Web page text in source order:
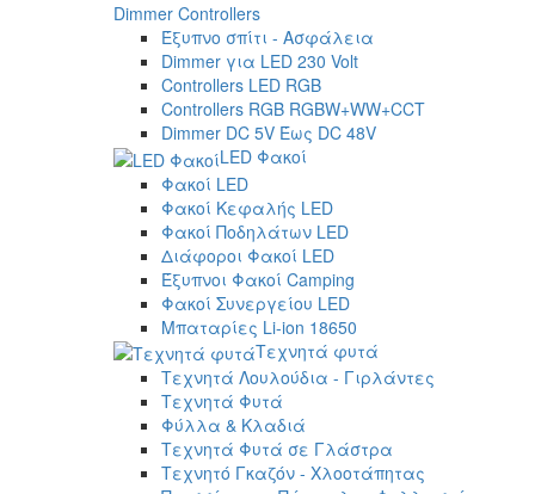
Dimmer Controllers
Έξυπνο σπίτι - Ασφάλεια
Dimmer για LED 230 Volt
Controllers LED RGB
Controllers RGB RGBW+WW+CCT
Dimmer DC 5V Έως DC 48V
LED Φακοί
Φακοί LED
Φακοί Κεφαλής LED
Φακοί Ποδηλάτων LED
Διάφοροι Φακοί LED
Έξυπνοι Φακοί Camping
Φακοί Συνεργείου LED
Μπαταρίες Li-ion 18650
Τεχνητά φυτά
Τεχνητά Λουλούδια - Γιρλάντες
Τεχνητά Φυτά
Φύλλα & Κλαδιά
Τεχνητά Φυτά σε Γλάστρα
Τεχνητό Γκαζόν - Χλοοτάπητας